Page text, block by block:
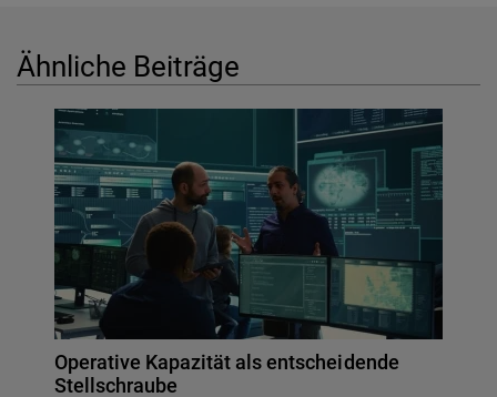
Ähnliche Beiträge
Operative Kapazität als entscheidende
Stellschraube